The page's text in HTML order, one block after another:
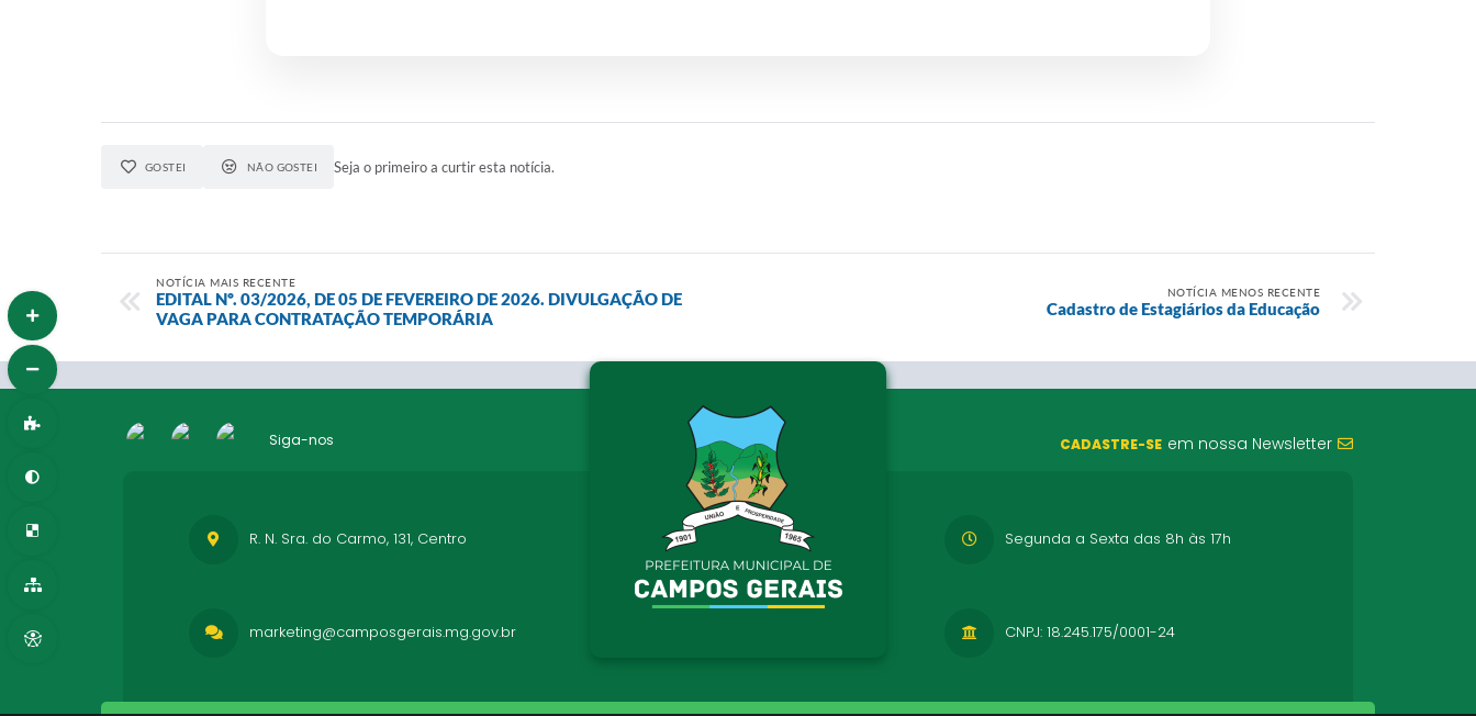
GOSTEI NÃO GOSTEI Seja o primeiro a curtir esta notícia.
NOTÍCIA MAIS RECENTE
EDITAL Nº. 03/2026, DE 05 DE FEVEREIRO DE 2026. DIVULGAÇÃO DE
VAGA PARA CONTRATAÇÃO TEMPORÁRIA
NOTÍCIA MENOS RECENTE
Cadastro de Estagiários da Educação
Siga-nos CADASTRE-SE em nossa Newsletter
R. N. Sra. do Carmo, 131, Centro Segunda a Sexta das 8h às 17h
CNPJ: 18.245.175/0001-24
marketing@camposgerais.mg.gov.br